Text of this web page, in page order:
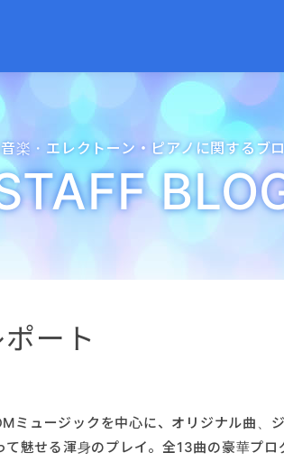
楽・ エレクトーン・ ピアノに関するブ
ート
ュージックを中心に、オリジナル曲、ジ
魅せる渾身のプレイ。全13曲の豪華プロ